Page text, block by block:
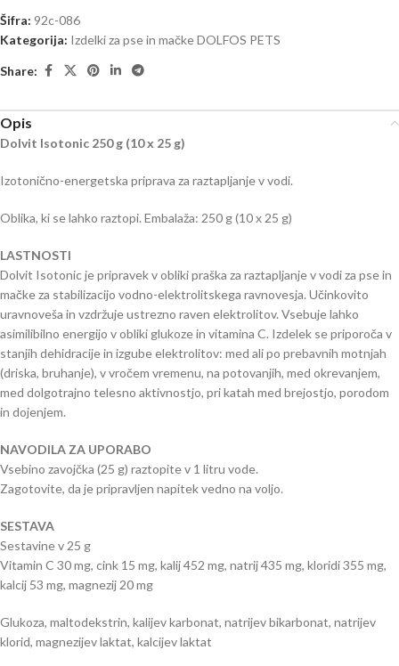
Šifra: 92c-086
Kategorija: Izdelki za pse in mačke DOLFOS PETS
Share:
Opis
Dolvit Isotonic 250 g (10 х 25 g)
Izotonično-energetska priprava za raztapljanje v vodi.
Oblika, ki se lahko raztopi. Embalaža: 250 g (10 х 25 g)
LASTNOSTI
Dolvit Isotonic je pripravek v obliki praška za raztapljanje v vodi za pse in
mačke za stabilizacijo vodno-elektrolitskega ravnovesja. Učinkovito
uravnoveša in vzdržuje ustrezno raven elektrolitov. Vsebuje lahko
asimilibilno energijo v obliki glukoze in vitamina C. Izdelek se priporoča v
stanjih dehidracije in izgube elektrolitov: med ali po prebavnih motnjah
(driska, bruhanje), v vročem vremenu, na potovanjih, med okrevanjem,
med dolgotrajno telesno aktivnostjo, pri katah med brejostjo, porodom
in dojenjem.
NAVODILA ZA UPORABO
Vsebino zavojčka (25 g) raztopite v 1 litru vode.
Zagotovite, da je pripravljen napitek vedno na voljo.
SESTAVA
Sestavine v 25 g
Vitamin C 30 mg, cink 15 mg, kalij 452 mg, natrij 435 mg, kloridi 355 mg,
kalcij 53 mg, magnezij 20 mg
Glukoza, maltodekstrin, kalijev karbonat, natrijev bikarbonat, natrijev
klorid, magnezijev laktat, kalcijev laktat